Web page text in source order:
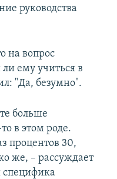
руководства
на вопрос
ему учиться в
"Да, безумно".
больше
в этом роде.
процентов 30,
же, – рассуждает
специфика